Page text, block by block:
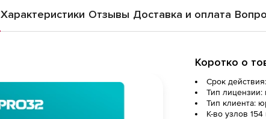
Характеристики Отзывы Доставка и оплата
Коротко о
Срок
Тип лицензии:
Тип клиента:
К-во узлов 154